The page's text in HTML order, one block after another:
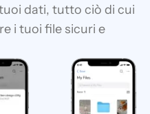
dati, tutto ciò di cui
i tuoi file sicuri e